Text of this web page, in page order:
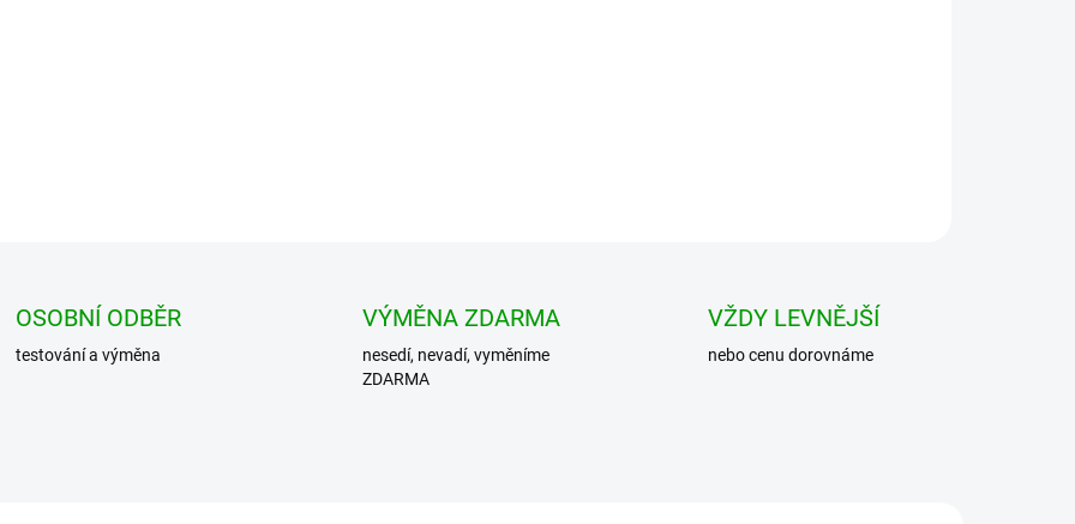
OSOBNÍ ODBĚR
testování a výměna
VÝMĚNA ZDARMA
nesedí, nevadí, vyměníme
ZDARMA
VŽDY LEVNĚJŠÍ
nebo cenu dorovnáme